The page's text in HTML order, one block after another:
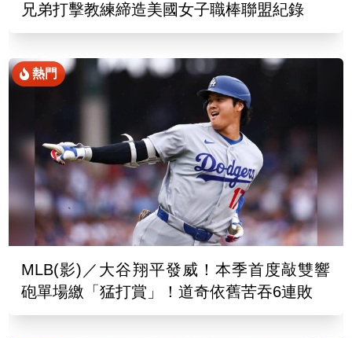
兄弟打擊教練締造美國女子職棒聯盟紀錄
熱門
MLB(影)／大谷翔平發威！本季首度敲雙響
砲單場繳「猛打賞」！道奇依舊苦吞6連敗